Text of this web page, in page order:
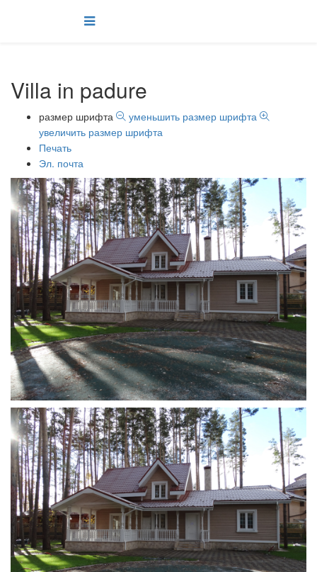
Villa in padure
размер шрифта
уменьшить размер шрифта
увеличить размер шрифта
Печать
Эл. почта